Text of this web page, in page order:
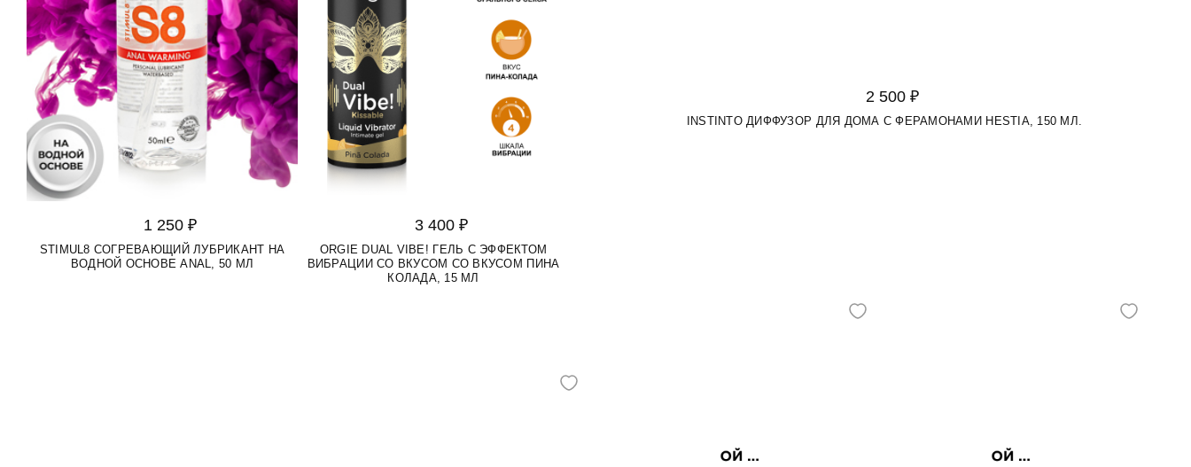
1 250 ₽
STIMUL8 СОГРЕВАЮЩИЙ ЛУБРИКАНТ НА
ВОДНОЙ ОСНОВЕ ANAL, 50 МЛ
3 400 ₽
ORGIE DUAL VIBE! ГЕЛЬ С ЭФФЕКТОМ
ВИБРАЦИИ СО ВКУСОМ СО ВКУСОМ ПИНА
КОЛАДА, 15 МЛ
2 500 ₽
INSTINTO ДИФФУЗОР ДЛЯ ДОМА С ФЕРАМОНАМИ HESTIA, 150 МЛ.